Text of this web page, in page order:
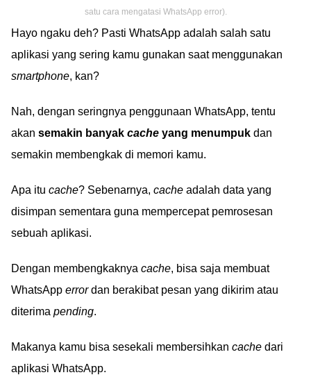
satu cara mengatasi WhatsApp error).
Hayo ngaku deh? Pasti WhatsApp adalah salah satu
aplikasi yang sering kamu gunakan saat menggunakan
smartphone, kan?
Nah, dengan seringnya penggunaan WhatsApp, tentu
akan semakin banyak cache yang menumpuk dan
semakin membengkak di memori kamu.
Apa itu cache? Sebenarnya, cache adalah data yang
disimpan sementara guna mempercepat pemrosesan
sebuah aplikasi.
Dengan membengkaknya cache, bisa saja membuat
WhatsApp errordan berakibat pesan yang dikirim atau
diterima pending.
Makanya kamu bisa sesekali membersihkan cache dari
aplikasi WhatsApp.